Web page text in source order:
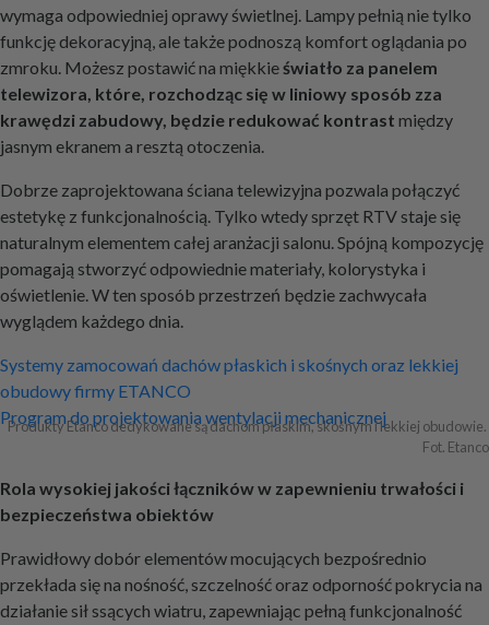
wymaga odpowiedniej oprawy świetlnej. Lampy pełnią nie tylko
funkcję dekoracyjną, ale także podnoszą komfort oglądania po
zmroku. Możesz postawić na miękkieświatło za panelem
telewizora, które, rozchodząc się w liniowy sposób zza
krawędzi zabudowy, będzie redukować kontrast między
jasnym ekranem a resztą otoczenia.
Dobrze zaprojektowana ściana telewizyjna pozwala połączyć
estetykę z funkcjonalnością. Tylko wtedy sprzęt RTV staje się
naturalnym elementem całej aranżacji salonu. Spójną kompozycję
pomagają stworzyć odpowiednie materiały, kolorystyka i
oświetlenie. W ten sposób przestrzeń będzie zachwycała
wyglądem każdego dnia.
Nawigacja
wpisu
Systemy zamocowań dachów płaskich i skośnych oraz lekkiej
obudowy firmy ETANCO
Program do projektowania wentylacji mechanicznej
Produkty Etanco dedykowane są dachom płaskim, skośnym i lekkiej obudowie.
Fot. Etanco
Rola wysokiej jakości łączników w zapewnieniu trwałości i
bezpieczeństwa obiektów
Prawidłowy dobór elementów mocujących bezpośrednio
przekłada się na nośność, szczelność oraz odporność pokrycia na
działanie sił ssących wiatru, zapewniając pełną funkcjonalność